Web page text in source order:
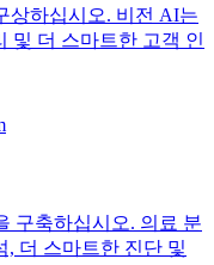
상하십시오. 비전 AI는
및 더 스마트한 고객 인
구축하십시오. 의료 분
더 스마트한 진단 및